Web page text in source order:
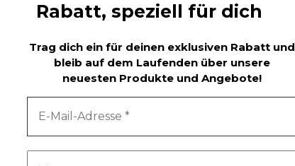
Rabatt, speziell für dich
Trag dich ein für deinen exklusiven Rabatt und
bleib auf dem Laufenden über unsere
neuesten Produkte und Angebote!